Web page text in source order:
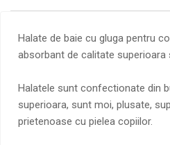
Halate de baie cu gluga pentru
absorbant de calitate superioara
Halatele sunt confectionate din
superioara, sunt moi, plusate,
prietenoase cu pielea copiilor.